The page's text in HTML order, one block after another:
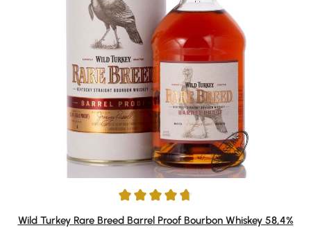
Durchschnittliche Bewertung von 4.84 von 5 Sternen
Wild Turkey Rare Breed Barrel Proof Bourbon Whiskey 58,4%